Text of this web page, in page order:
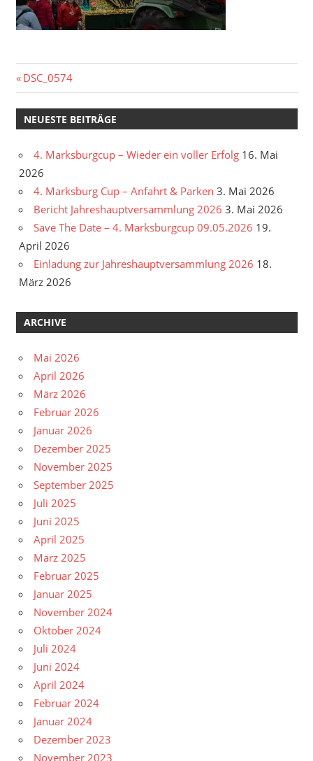
Beitragsnavigation
Vorheriger
Beitrag:
DSC_0574
NEUESTE BEITRÄGE
4. Marksburgcup – Wieder ein voller Erfolg 16. Mai
2026
4. Marksburg Cup – Anfahrt & Parken 3. Mai 2026
Bericht Jahreshauptversammlung 2026 3. Mai 2026
Save The Date – 4. Marksburgcup 09.05.2026 19.
April 2026
Einladung zur Jahreshauptversammlung 2026 18.
März 2026
ARCHIVE
Mai 2026
April 2026
März 2026
Februar 2026
Januar 2026
Dezember 2025
November 2025
September 2025
Juli 2025
Juni 2025
April 2025
März 2025
Februar 2025
Januar 2025
November 2024
Oktober 2024
Juli 2024
Juni 2024
April 2024
Februar 2024
Januar 2024
Dezember 2023
November 2023